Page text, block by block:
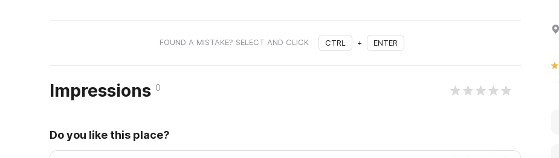
FOUND A MISTAKE? SELECT AND CLICK CTRL + ENTER
Impressions 0
Do you like this place?